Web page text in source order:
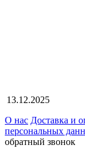
13.12.2025
О нас Доставка и
персональных
обратный звонок